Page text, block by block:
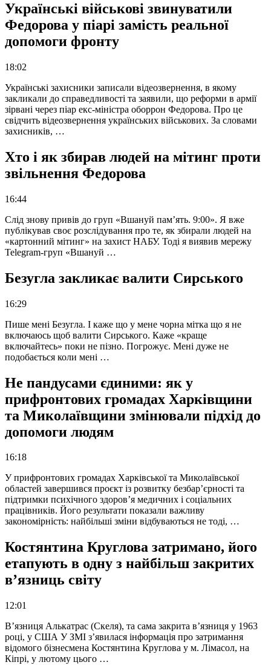
Українські військові звинуватили
Федорова у піарі замість реальної
допомоги фронту
18:02
Українські захисники записали відеозвернення, в якому
закликали до справедливості та заявили, що реформи в армії
зірвані через піар екс-міністра оборрон Федорова. Про це
свідчить відеозвернення українських військових. За словами
захисників, …
Хто і як збирав людей на мітинг проти
звільнення Федорова
16:44
Слід знову привів до груп «Вшануй пам’ять. 9:00». Я вже
публікував своє розслідування про те, як збирали людей на
«картонний мітинг» на захист НАБУ. Тоді я виявив мережу
Telegram-груп «Вшануй …
Безугла закликає валити Сирського
16:29
Пише мені Безугла. І каже що у мене чорна мітка що я не
включаюсь щоб валити Сирського. Каже «краще
включайтесь» поки не пізно. Погрожує. Мені дуже не
подобається коли мені …
Не пандусами єдиними: як у
прифронтових громадах Харківщини
та Миколаївщини змінювали підхід до
допомоги людям
16:18
У прифронтових громадах Харківської та Миколаївської
областей завершився проєкт із розвитку безбар’єрності та
підтримки психічного здоров’я медичних і соціальних
працівників. Його результати показали важливу
закономірність: найбільші зміни відбуваються не тоді, …
Костянтина Круглова затримано, його
етапують в одну з найбільш закритих
в’язниць світу
12:01
В’язниця Алькатрас (Скеля), та сама закрита в’язниця у 1963
році, у США У ЗМІ з’явилася інформація про затримання
відомого бізнесмена Костянтина Круглова у м. Лімасол, на
Кіпрі, у лютому цього …